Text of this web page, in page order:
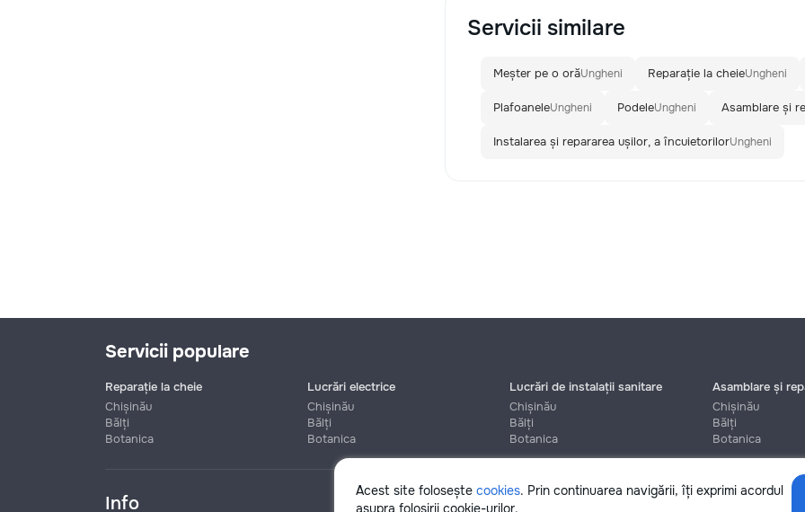
Servicii similare
Meșter pe o orăUngheni Reparație la cheieUngheni
PlafoaneleUngheni PodeleUngheni Asamblare și
Instalarea și repararea ușilor, a încuietorilorUngheni
Acest site folosește cookies. Prin continuarea navigării, îți exprimi acordul
asupra folosirii cookie-urilor.
Servicii populare
Reparație la cheie
Chișinău
Bălți
Botanica
Lucrări electrice
Chișinău
Bălți
Botanica
Lucrări de instalații sanitare
Chișinău
Bălți
Botanica
Asamblare și
Chișinău
Bălți
Botanica
Info Ajutor